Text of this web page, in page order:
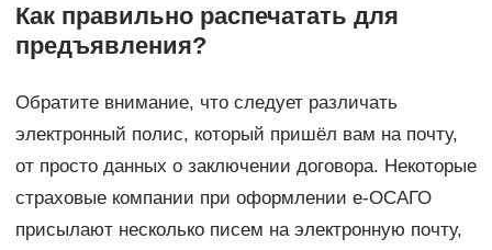
Как правильно распечатать для
предъявления?
Обратите внимание, что следует различать
электронный полис, который пришёл вам на почту,
от просто данных о заключении договора. Некоторые
страховые компании при оформлении е-ОСАГО
присылают несколько писем на электронную почту,